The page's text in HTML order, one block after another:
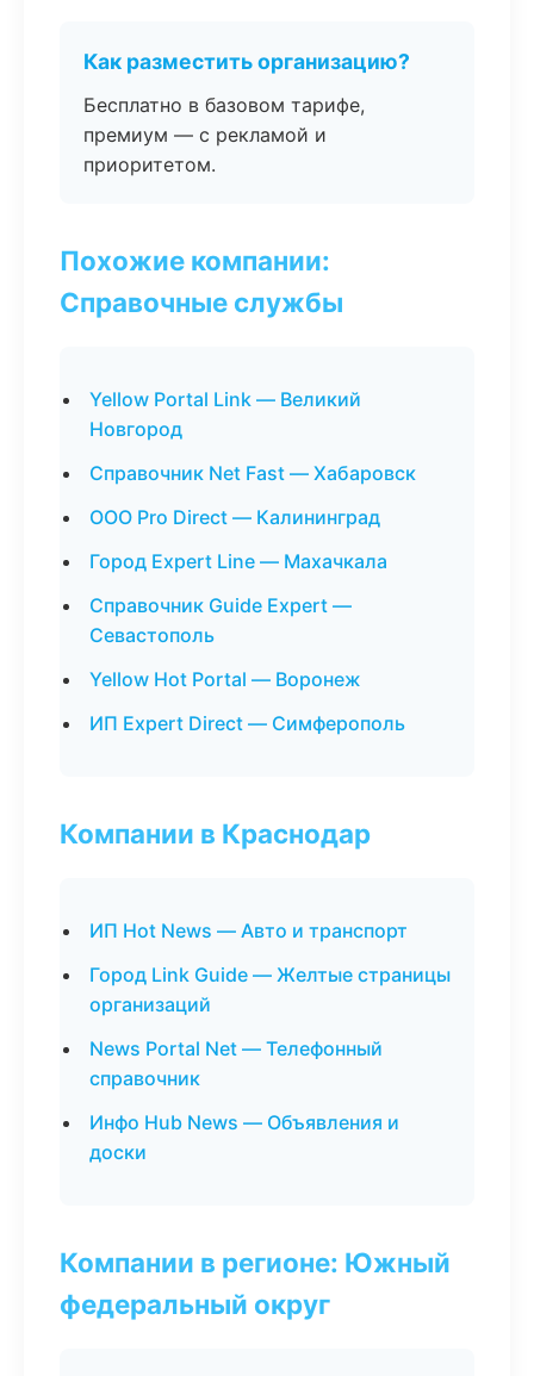
Как разместить организацию?
Бесплатно в базовом тарифе,
премиум — с рекламой и
приоритетом.
Похожие компании:
Справочные службы
Yellow Portal Link — Великий
Новгород
Справочник Net Fast — Хабаровск
ООО Pro Direct — Калининград
Город Expert Line — Махачкала
Справочник Guide Expert —
Севастополь
Yellow Hot Portal — Воронеж
ИП Expert Direct — Симферополь
Компании в Краснодар
ИП Hot News — Авто и транспорт
Город Link Guide — Желтые страницы
организаций
News Portal Net — Телефонный
справочник
Инфо Hub News — Объявления и
доски
Компании в регионе: Южный
федеральный округ